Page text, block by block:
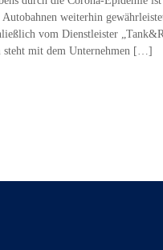
weiterhin
vom Dienstleister
steht mit dem Unternehmen […]